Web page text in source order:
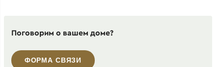
Поговорим о вашем доме?
ФОРМА СВЯЗИ